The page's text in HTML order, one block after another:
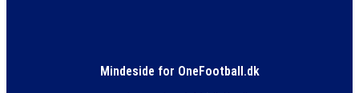
Mindeside for OneFootball.dk